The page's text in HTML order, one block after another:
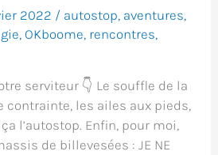
2022 / autostop, aventures,
, OKboome, rencontres,
serviteur 👇 Le souffle de la
contrainte, les ailes aux pieds,
l’autostop. Enfin, pour moi,
de billevesées : JE NE